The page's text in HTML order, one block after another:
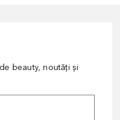
beauty, noutăți și